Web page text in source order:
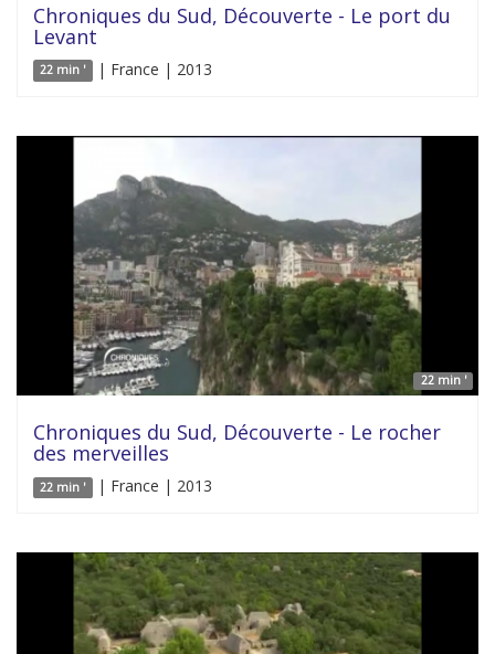
Chroniques du Sud, Découverte - Le port du
Levant
22 min ' | France | 2013
22 min '
Chroniques du Sud, Découverte - Le rocher
des merveilles
22 min ' | France | 2013